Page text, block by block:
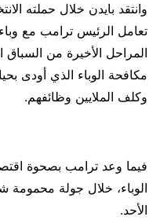
وانتقد بايدن خلال حملته
تعامل الرئيس ترامب مع
المراحل الأخيرة من السباق
وكلف الملايين وظائفهم.
فيما وعد ترامب بصحوة
الوباء، خلال جولة
الأحد.